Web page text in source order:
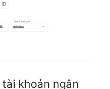
tài khoản ngân